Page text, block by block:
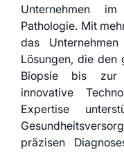
Unternehmen
Pathologie. Mit
das
Lösungen, die den
Biopsie bis zur
innovative
Expertise
präzisen